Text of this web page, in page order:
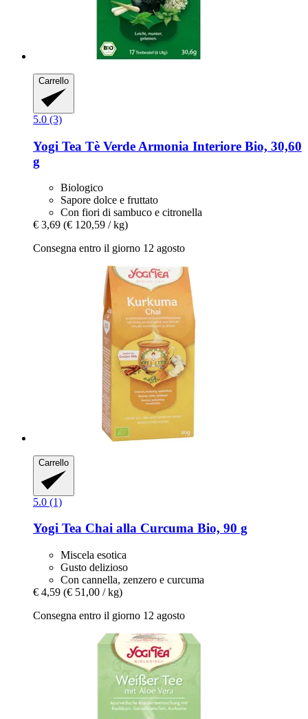
Carrello
5.0 (3)
Yogi Tea Tè Verde Armonia Interiore Bio, 30,60
g
Biologico
Sapore dolce e fruttato
Con fiori di sambuco e citronella
€ 3,69 (€ 120,59 / kg)
Consegna entro il giorno 12 agosto
Carrello
5.0 (1)
Yogi Tea Chai alla Curcuma Bio, 90 g
Miscela esotica
Gusto delizioso
Con cannella, zenzero e curcuma
€ 4,59 (€ 51,00 / kg)
Consegna entro il giorno 12 agosto